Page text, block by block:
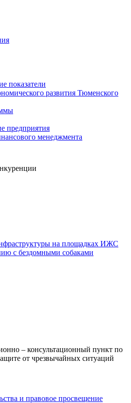
показатели
развития Тюменского
предприятия
менеджмента
на площадках ИЖС
с бездомными собаками
– консультационный пункт по
от чрезвычайных ситуаций
и правовое просвещение